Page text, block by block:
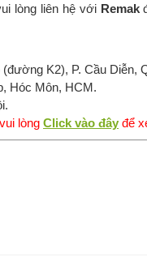
lòng liên hệ với Remak
K2), P. Cầu Diễn,
Hóc Môn, HCM.
lòng Click vào đây để